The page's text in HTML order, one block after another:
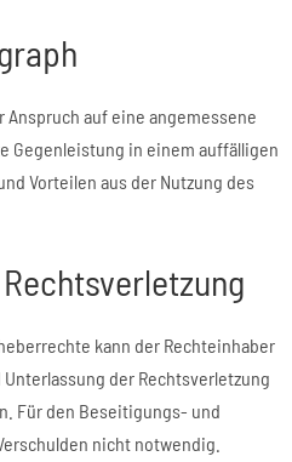
Anspruch auf eine angemessene
Gegenleistung in einem auffälligen
Vorteilen aus der Nutzung des
kann der Rechteinhaber
der Rechtsverletzung
Für den Beseitigungs- und
nicht notwendig.